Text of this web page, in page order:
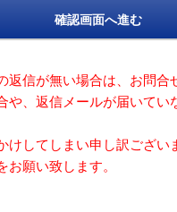
確認画面へ進む
返信が無い場合は、お問合
や、返信メールが届いてい
けしてしまい申し訳ござい
お願い致します。